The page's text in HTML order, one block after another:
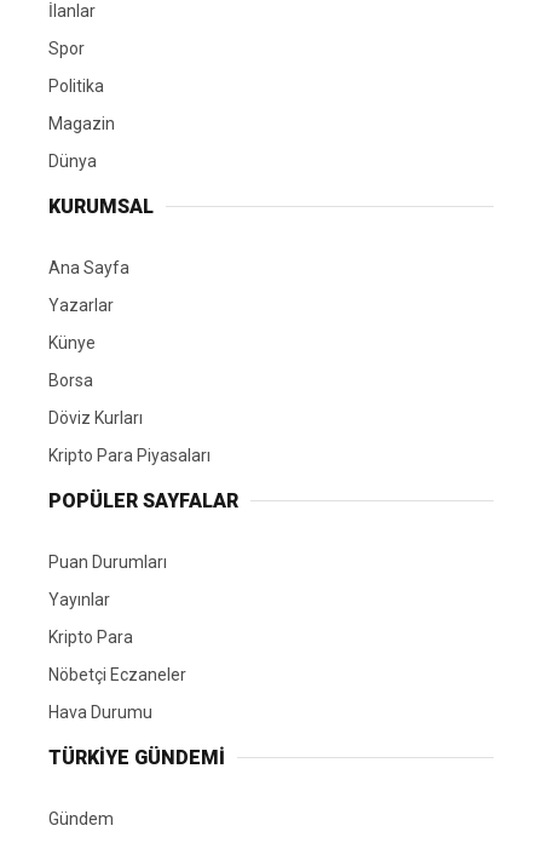
İlanlar
Spor
Politika
Magazin
Dünya
KURUMSAL
Ana Sayfa
Yazarlar
Künye
Borsa
Döviz Kurları
Kripto Para Piyasaları
POPÜLER SAYFALAR
Puan Durumları
Yayınlar
Kripto Para
Nöbetçi Eczaneler
Hava Durumu
TÜRKIYE GÜNDEMI
Gündem